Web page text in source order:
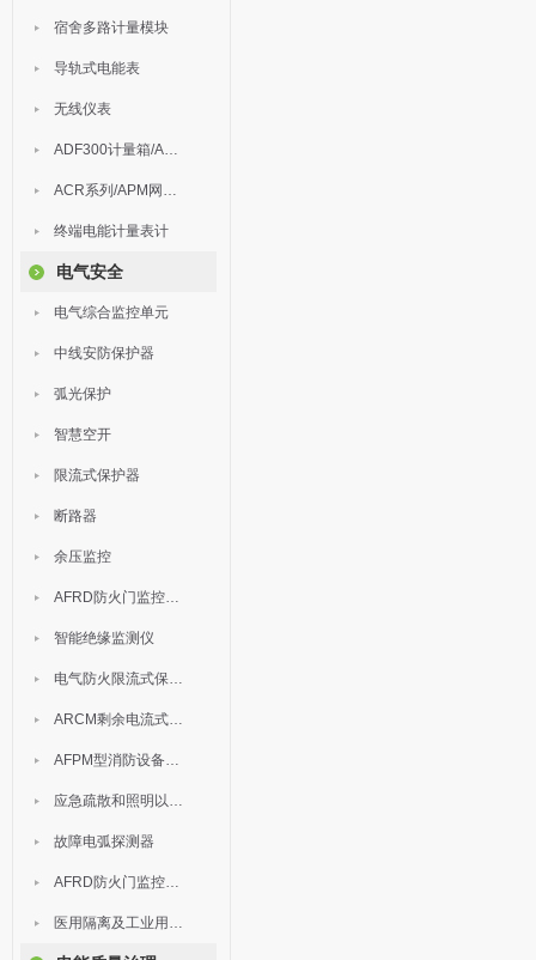
宿舍多路计量模块
导轨式电能表
无线仪表
ADF300计量箱/AEW无线计量
ACR系列/APM网络电力仪表
终端电能计量表计
电气安全
电气综合监控单元
中线安防保护器
弧光保护
智慧空开
限流式保护器
断路器
余压监控
AFRD防火门监控模块
智能绝缘监测仪
电气防火限流式保护器
ARCM剩余电流式电气火灾监控装置
AFPM型消防设备电源监控系统
应急疏散和照明以及灯具
故障电弧探测器
AFRD防火门监控系统
医用隔离及工业用电绝缘检测